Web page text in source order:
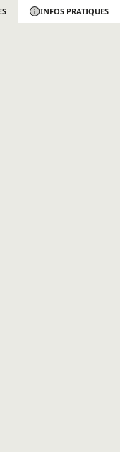
INFOS PRATIQUES